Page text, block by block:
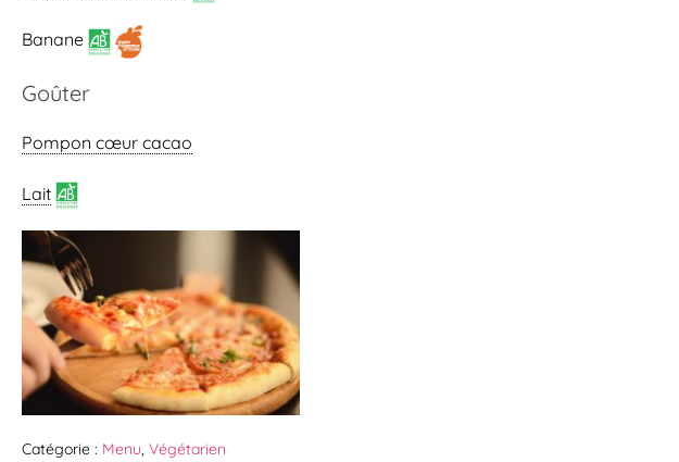
Banane
Goûter
Pompon cœur cacao
Lait
Catégorie : Menu, Végétarien